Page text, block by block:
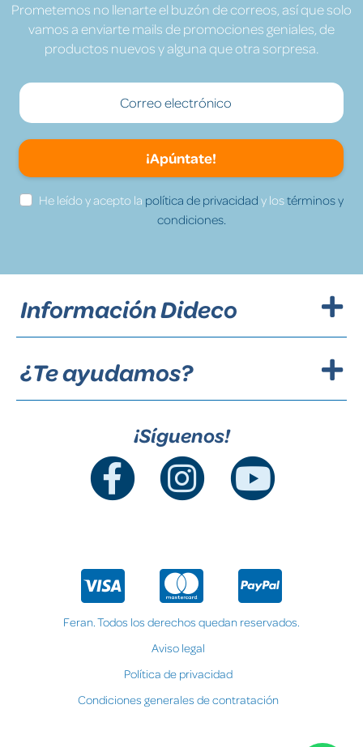
Prometemos no llenarte el buzón de correos, así que solo
vamos a enviarte mails de promociones geniales, de
productos nuevos y alguna que otra sorpresa.
¡Apúntate!
He leído y acepto la política de privacidad y lostérminos y
condiciones.
Información Dideco
¿Te ayudamos?
¡Síguenos!
Feran. Todos los derechos quedan reservados.
Aviso legal
Política de privacidad
Condiciones generales de contratación